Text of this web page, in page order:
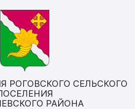
РОГОВСКОГО СЕЛЬСКОГО
РАЙОНА